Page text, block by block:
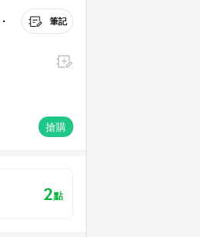
筆記
搶購
2點